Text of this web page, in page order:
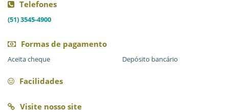
Telefones
(51) 3545-4900
Formas de pagamento
Aceita cheque Depósito bancário
Facilidades
Visite nosso site